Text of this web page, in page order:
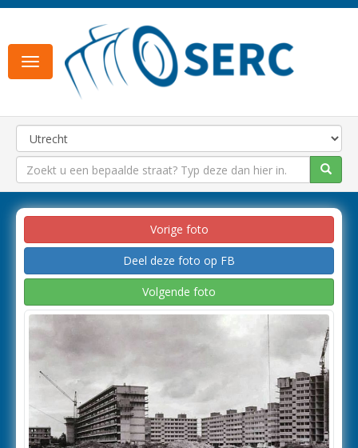
Toggle
navigation
Vorige foto
Deel deze foto op FB
Volgende foto